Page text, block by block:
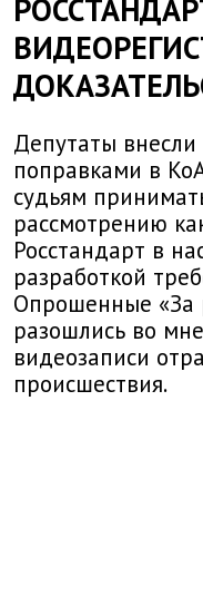
Депутаты
поправками в
судьям
рассмотрению
Росстандарт в
разработкой
Опрошенные «За
разошлись во
видеозаписи
происшествия.